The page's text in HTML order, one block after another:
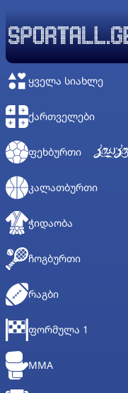
ᲧᲕᲔᲚᲐ ᲡᲘᲐᲮᲚᲔ
ᲥᲐᲠᲗᲕᲔᲚᲔᲑᲘ
ᲤᲔᲮᲑᲣᲠᲗᲘ
ᲙᲐᲚᲐᲗᲑᲣᲠᲗᲘ
ᲭᲘᲓᲐᲝᲑᲐ
ᲩᲝᲒᲑᲣᲠᲗᲘ
ᲠᲐᲒᲑᲘ
ᲤᲝᲠᲛᲣᲚᲐ 1
MMA